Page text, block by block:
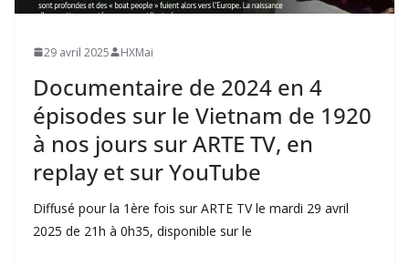
29 avril 2025 HXMai
Documentaire de 2024 en 4
épisodes sur le Vietnam de 1920
à nos jours sur ARTE TV, en
replay et sur YouTube
Diffusé pour la 1ère fois sur ARTE TV le mardi 29 avril
2025 de 21h à 0h35, disponible sur le